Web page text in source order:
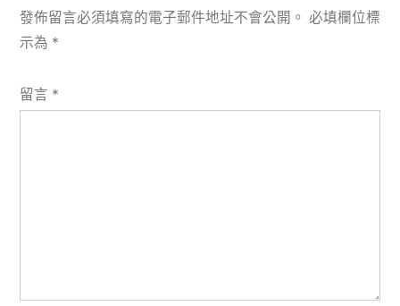
發佈留言必須填寫的電子郵件地址不會公開。 必填欄位標
示為 *
留言 *